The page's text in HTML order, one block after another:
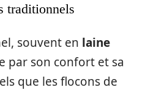
traditionnels
souvent en laine
par son confort et sa
que les flocons de